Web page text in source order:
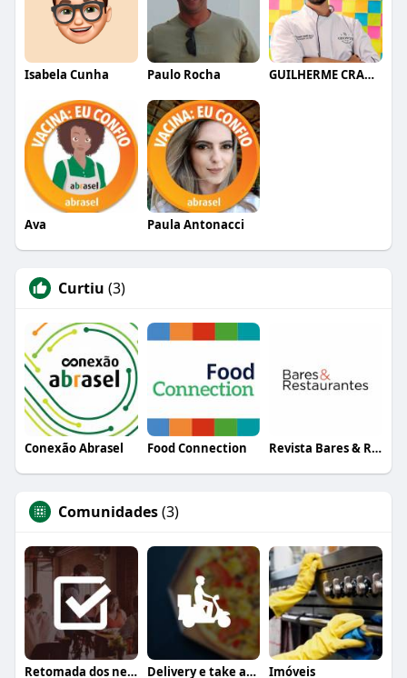
Isabela Cunha Paulo Rocha GUILHERME CRAMER BALLE
Ava Paula Antonacci
Curtiu (3)
Conexão Abrasel Food Connection Revista Bares & Restaurantes
Comunidades(3)
Retomada dos negócios Delivery e take away Imóveis